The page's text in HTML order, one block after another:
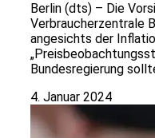
Berlin (dts) – Die
Verbraucherzentrale
angesichts der
Bundesregierung
4. Januar 2024